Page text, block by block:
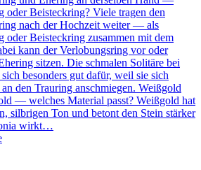
oder Beisteckring? Viele tragen den
nach der Hochzeit weiter — als
oder Beisteckring zusammen mit dem
kann der Verlobungsring vor oder
sitzen. Die schmalen Solitäre bei
besonders gut dafür, weil sie sich
den Trauring anschmiegen. Weißgold
— welches Material passt? Weißgold hat
silbrigen Ton und betont den Stein stärker
wirkt…